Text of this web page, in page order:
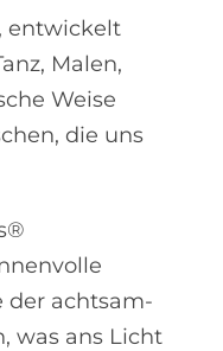
entwickelt
Malen,
Weise
die uns
der achtsam-
was ans Licht